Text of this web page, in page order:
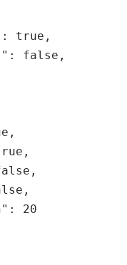
: true ,
: false ,
,
,
,
,
:
20